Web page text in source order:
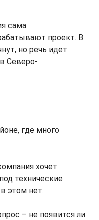
сама
проект. В
но речь идет
Северо-
где много
хочет
технические
этом нет.
– не появится ли